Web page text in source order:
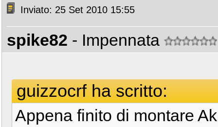
Inviato: 25 Set 2010 15:55
spike82 - Impennata
guizzocrf ha scritto:
Appena finito di montare